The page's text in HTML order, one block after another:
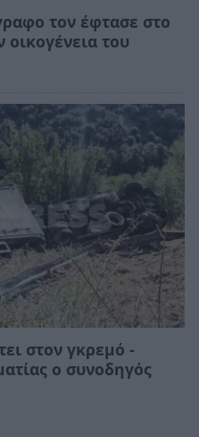
τον έφτασε στο
του
στον γκρεμό -
ο συνοδηγός